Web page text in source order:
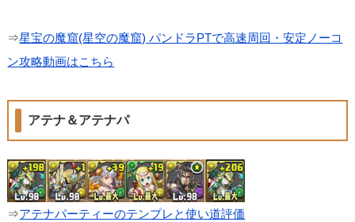
⇒星宝の魔窟(星空の魔窟) パンドラPTで高速周回・安定ノーコ
ン攻略動画はこちら
アテナ＆アテナパ
⇒アテナパーティーのテンプレと使い道評価